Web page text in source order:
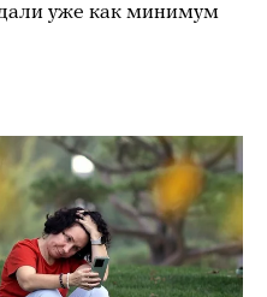
уже как минимум